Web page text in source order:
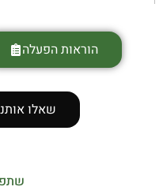
מידות היחידה
הוראות הפעלה
שאלו